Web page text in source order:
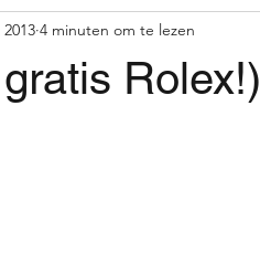
Rolex!)
4 minuten om te lezen